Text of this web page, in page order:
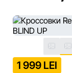
1 999 LEI